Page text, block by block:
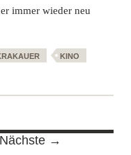
immer wieder neu
KINO
Nächste →